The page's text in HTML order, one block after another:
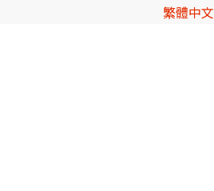
繁體中文